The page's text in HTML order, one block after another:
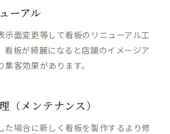
ーアル
示面変更等して看板のリニューアル工
看板が綺麗になると店舗のイメージア
集客効果があります。
（メンテナンス）
た場合に新しく看板を製作するより修